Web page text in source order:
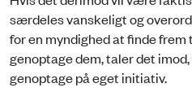
særdeles vanskeligt og
for en myndighed at finde
genoptage dem, taler det
genoptage på eget initiativ.